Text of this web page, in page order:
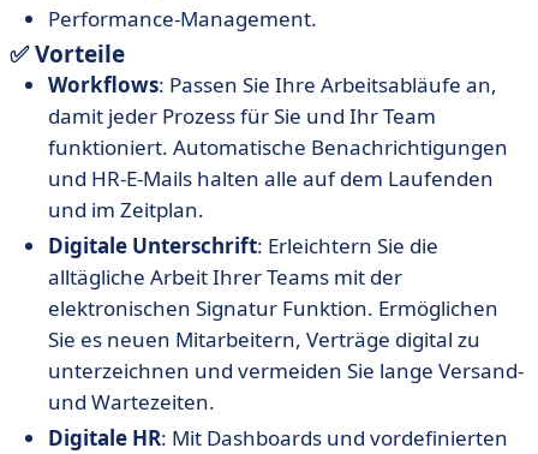
Performance-Management.
✅ Vorteile
Workflows: Passen Sie Ihre Arbeitsabläufe an,
damit jeder Prozess für Sie und Ihr Team
funktioniert. Automatische Benachrichtigungen
und HR-E-Mails halten alle auf dem Laufenden
und im Zeitplan.
Digitale Unterschrift: Erleichtern Sie die
alltägliche Arbeit Ihrer Teams mit der
elektronischen Signatur Funktion. Ermöglichen
Sie es neuen Mitarbeitern, Verträge digital zu
unterzeichnen und vermeiden Sie lange Versand-
und Wartezeiten.
Digitale HR: Mit Dashboards und vordefinierten